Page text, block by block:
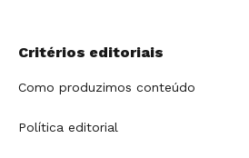
Critérios editoriais
Como produzimos conteúdo
Política editorial